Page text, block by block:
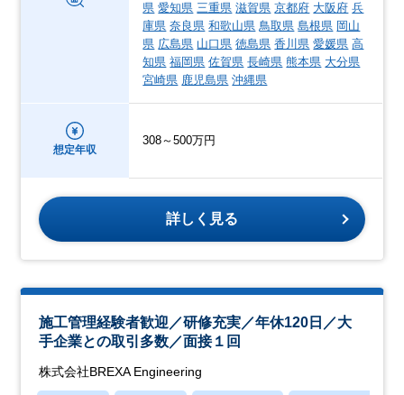
県 愛知県 三重県 滋賀県 京都府 大阪府 兵
庫県 奈良県 和歌山県 鳥取県 島根県 岡山
県 広島県 山口県 徳島県 香川県 愛媛県 高
知県 福岡県 佐賀県 長崎県 熊本県 大分県
宮崎県 鹿児島県 沖縄県
想定年収
308～500万円
詳しく見る
施工管理経験者歓迎／研修充実／年休120日／大
手企業との取引多数／面接１回
株式会社BREXA Engineering